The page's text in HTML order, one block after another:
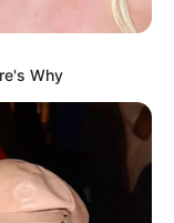
Why